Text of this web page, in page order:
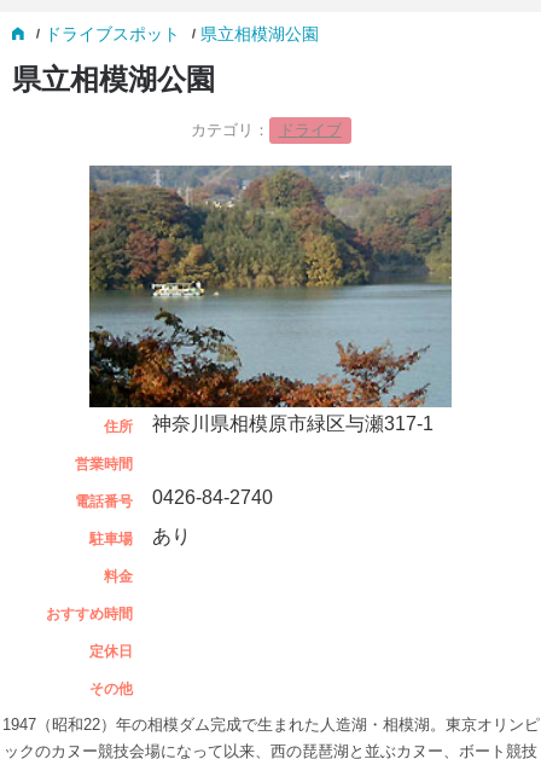
ドライブスポット 県立相模湖公園
県立相模湖公園
カテゴリ： ドライブ
住所 神奈川県相模原市緑区与瀬317-1
営業時間
電話番号 0426-84-2740
駐車場 あり
料金
おすすめ時間
定休日
その他
1947（昭和22）年の相模ダム完成で生まれた人造湖・相模湖。東京オリンピ
ックのカヌー競技会場になって以来、西の琵琶湖と並ぶカヌー、ボート競技